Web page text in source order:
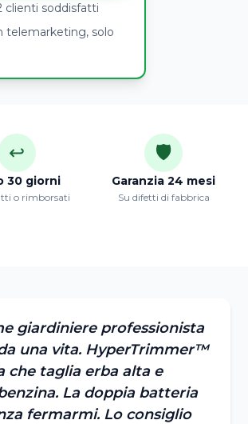
clienti soddisfatti
telemarketing, solo
↩️
30 giorni
o rimborsati
🛡️
Garanzia 24 mesi
Su difetti di fabbrica
giardiniere professionista
una vita. HyperTrimmer™
che taglia erba alta e
La doppia batteria
fermarmi. Lo consiglio